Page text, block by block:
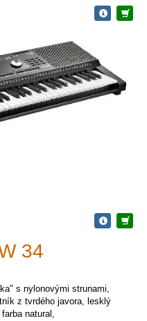
34
s nylonovými strunami,
z tvrdého javora, lesklý
natural,